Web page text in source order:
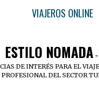
VIAJEROS ONLINE
ESTILO NOMADA-
DE INTERÉS PARA EL
PROFESIONAL DEL SECTOR